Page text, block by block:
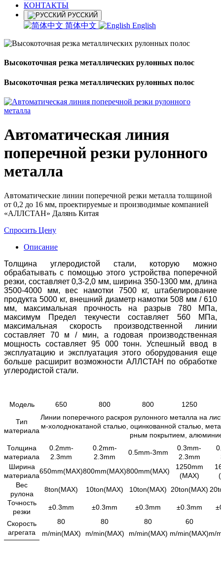
КОНТАКТЫ
РУССКИЙ
简体中文 English
Высокоточная резка металлических рулонных полос
Высокоточная резка металлических рулонных полос
Автоматическая линия
поперечной резки рулонного
металла
Автоматические линии поперечной резки металла толщиной
от 0,2 до 16 мм, проектируемые и производимые компанией
«АЛЛСТАН» Далянь Китая
Спросить Цену
Описание
Толщина углеродистой стали, которую можно
обрабатывать с помощью этого устройства поперечной
резки, составляет 0,3-2,0 мм, ширина 350-1300 мм, длина
3500-4000 мм, вес намотки 7500 кг, штабелирование
продукта 5000 кг, внешний диаметр намотки 508 мм / 610
мм, максимальная прочность на разрыв 780 МПа,
максимум Предел текучести составляет 560 МПа,
максимальная скорость производственной линии
составляет 70 м / мин, а годовая производственная
мощность составляет 95 000 тонн. Успешный ввод в
эксплуатацию и эксплуатация этого оборудования еще
больше расширит возможности АЛЛСТАН по обработке
углеродистой стали.
Модель 650 800 800 1250
Тип
материала
Линии поперечного раскроя рулонного металла на
м-холоднокатаной сталью, оцинкованной сталью,
рным покрытием,
Толщина
материала
0.2mm-
2.3mm
0.2mm-
2.3mm
0.5mm-3mm
0.3mm-
2.3mm
Ширина
материала
650mm(MAX)800mm(MAX)800mm(MAX)
1250mm
(MAX)
Вес
рулона
8ton(MAX) 10ton(MAX) 10ton(MAX) 20ton(MAX)
Точность
резки
±0.3mm ±0.3mm ±0.3mm ±0.3mm
Скорость
агрегата
80 80 80
60
m/min(MAX)
m/min(MAX) m/min(MAX) m/min(MAX)m/